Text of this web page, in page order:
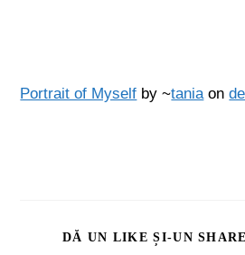
Portrait of Myself by ~taniaon
DĂ UN LIKE ȘI-UN